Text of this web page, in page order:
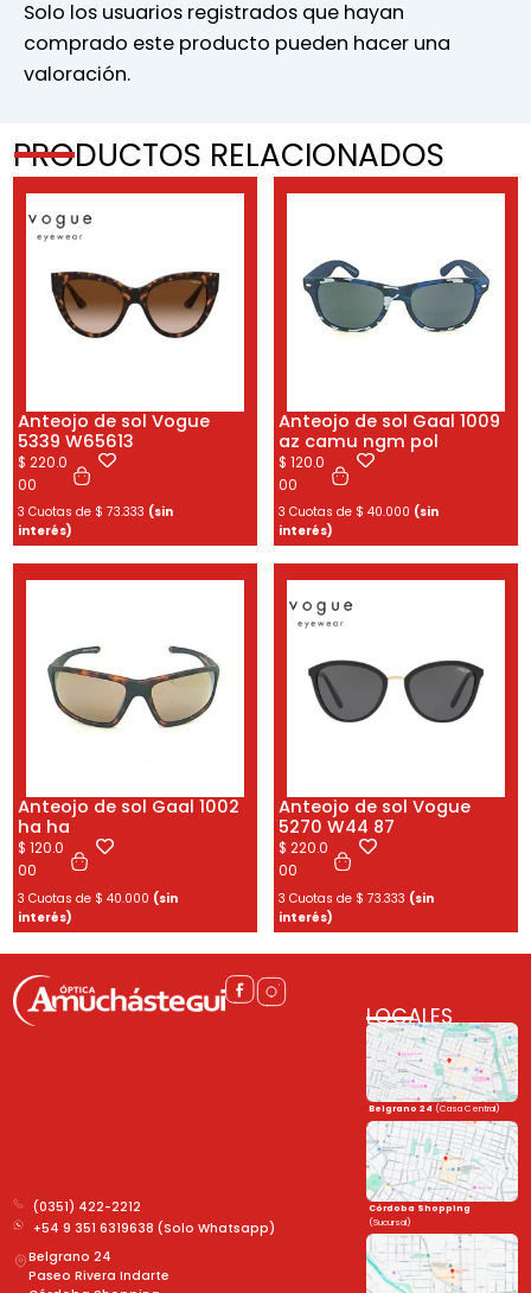
Solo los usuarios registrados que hayan
comprado este producto pueden hacer una
valoración.
PRODUCTOS RELACIONADOS
Anteojo de sol Vogue
5339 W65613
$ 220.0
00
3 Cuotas de $ 73.333 (sin
interés)
Anteojo de sol Gaal 1009
az camu ngm pol
$ 120.0
00
3 Cuotas de $ 40.000 (sin
interés)
Anteojo de sol Gaal 1002
ha ha
$ 120.0
00
3 Cuotas de $ 40.000 (sin
interés)
Anteojo de sol Vogue
5270 W44 87
$ 220.0
00
3 Cuotas de $ 73.333 (sin
interés)
(0351) 422-2212
+54 9 351 6319638 (Solo Whatsapp)
Belgrano 24
Paseo Rivera Indarte
LOCALES
Belgrano 24 (Casa Central)
Córdoba Shopping
(Sucursal)